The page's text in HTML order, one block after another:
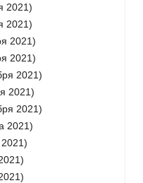
2021)
2021)
2021)
2021)
2021)
2021)
2021)
2021)